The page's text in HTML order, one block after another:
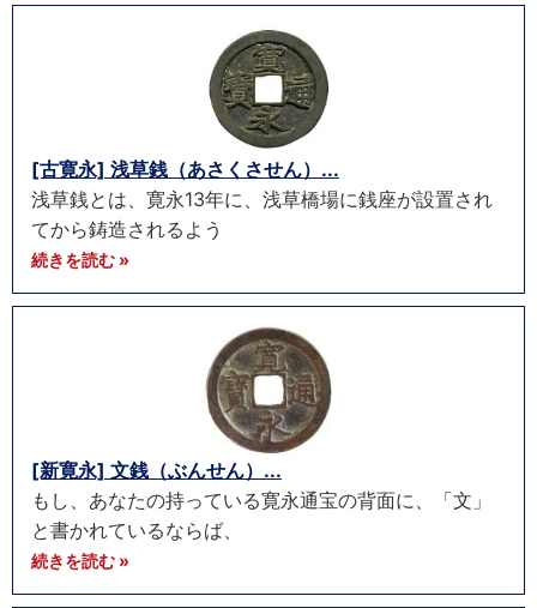
[古寛永] 浅草銭（あさくさせん）...
浅草銭とは、寛永13年に、浅草橋場に銭座が設置され
てから鋳造されるよう
続きを読む »
[新寛永] 文銭（ぶんせん）...
もし、あなたの持っている寛永通宝の背面に、「文」
と書かれているならば、
続きを読む »